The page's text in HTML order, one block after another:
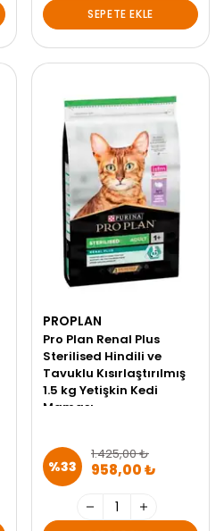
SEPETE EKLE
PROPLAN
Pro Plan Renal Plus
Sterilised Hindili ve
Tavuklu Kısırlaştırılmış
1.5 kg Yetişkin Kedi
Maması
%33
1.425,00 ₺
958,00 ₺